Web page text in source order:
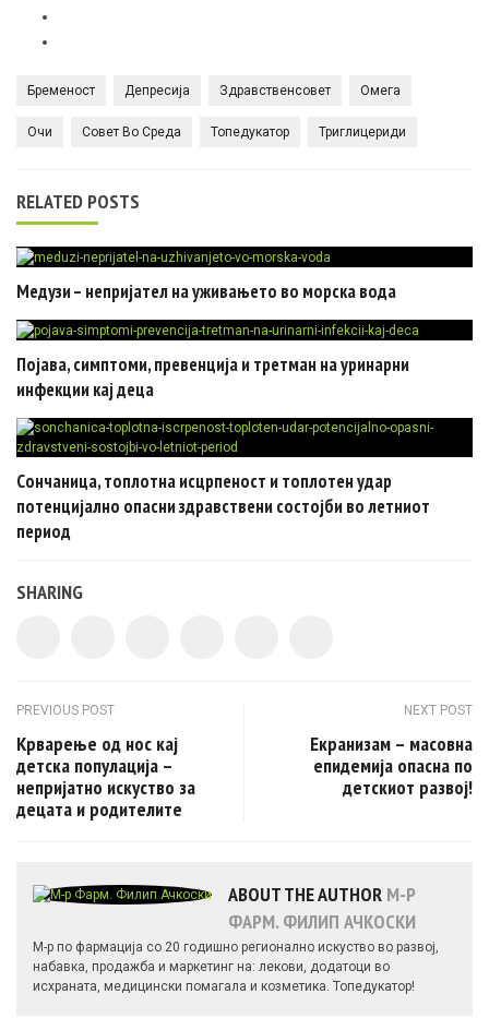
Бременост Депресија Здравственсовет Омега
Очи Совет Во Среда Топедукатор Триглицериди
RELATED POSTS
Медузи – непријател на уживањето во морска вода
Појава, симптоми, превенција и третман на уринарни
инфекции кај деца
Сончаница, топлотна исцрпеност и топлотен удар
потенцијално опасни здравствени состојби во летниот
период
SHARING
Post navigation
PREVIOUS POST
Крварење од нос кај
детска популација –
непријатно искуство за
децата и родителите
NEXT POST
Екранизам – масовна
епидемија опасна по
детскиот развој!
ABOUT THE AUTHOR М-Р
ФАРМ. ФИЛИП АЧКОСКИ
М-р по фармација со 20 годишно регионално искуство во развој,
набавка, продажба и маркетинг на: лекови, додатоци во
исхраната, медицински помагала и козметика. Топедукатор!